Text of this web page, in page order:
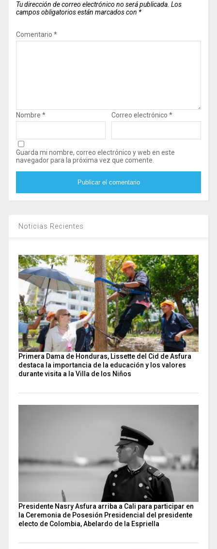
Tu dirección de correo electrónico no será publicada. Los
campos obligatorios están marcados con *
Comentario *
Nombre * Correo electrónico *
Guarda mi nombre, correo electrónico y web en este
navegador para la próxima vez que comente.
Noticias Recientes
Primera Dama de Honduras, Lissette del Cid de Asfura
destaca la importancia de la educación y los valores
durante visita a la Villa de los Niños
Presidente Nasry Asfura arriba a Cali para participar en
la Ceremonia de Posesión Presidencial del presidente
electo de Colombia, Abelardo de la Espriella